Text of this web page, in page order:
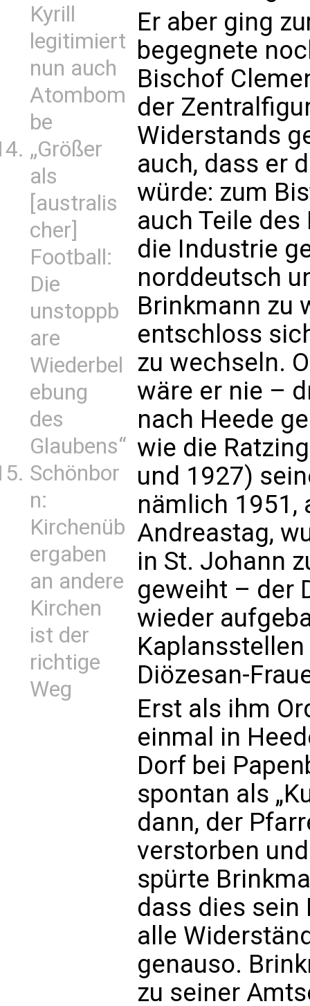
Kyrill
legitimiert
nun auch
Atombom
be
„Größer
als
[australis
cher]
Football:
Die
unstoppb
are
Wiederbel
ebung
des
Glaubens“
Schönbor
n:
Kirchenüb
ergaben
an andere
Kirchen
ist der
richtige
Weg
Er aber ging
begegnete
Bischof
der
Widerstands
auch, dass er
würde: zum
auch Teile
die Industrie
norddeutsch
Brinkmann zu
entschloss
zu wechseln.
wäre er nie –
nach Heede
wie die
und 1927)
nämlich 1951,
Andreastag,
in St. Johann
geweiht – der
wieder
Diözesan-
Erst als ihm
einmal in
Dorf bei
spontan als
dann, der
verstorben
spürte
dass dies sein
alle
genauso.
zu seiner